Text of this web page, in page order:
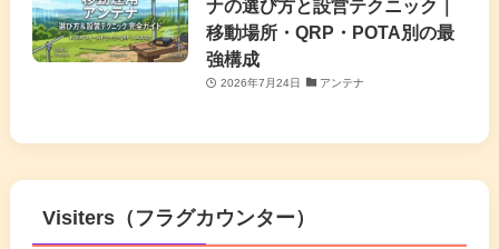
ナの選び方と設営テクニック｜
移動場所・QRP・POTA別の最
強構成
2026年7月24日 アンテナ
Visiters（フラグカウンター）